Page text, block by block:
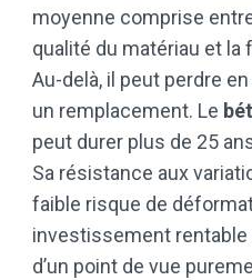
moyenne comprise
qualité du matériau et la
Au-delà, il peut perdre
un remplacement. Le
peut durer plus de 25
Sa résistance aux
faible risque de
investissement rentable
d’un point de vue